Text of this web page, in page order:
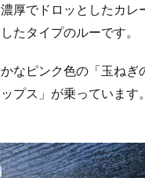
厚でドロッとしたカレ
たタイプのルーです。
なピンク色の「玉ねぎ
プス」が乗っています